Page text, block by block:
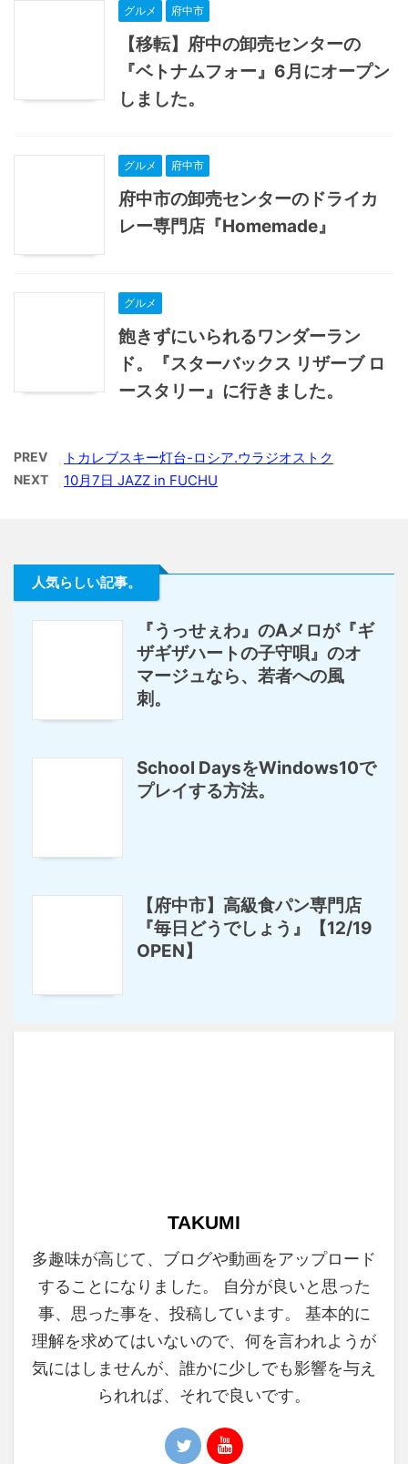
グルメ 府中市
【移転】府中の卸売センターの
『ベトナムフォー』6月にオープン
しました。
グルメ 府中市
府中市の卸売センターのドライカ
レー専門店『Homemade』
グルメ
飽きずにいられるワンダーラン
ド。『スターバックス リザーブ ロ
ースタリー』に行きました。
PREV トカレブスキー灯台-ロシア.ウラジオストク
NEXT 10月7日 JAZZ in FUCHU
人気らしい記事。
『うっせぇわ』のAメロが『ギ
ザギザハートの子守唄』のオ
マージュなら、若者への風
刺。
School DaysをWindows10で
プレイする方法。
【府中市】高級食パン専門店
『毎日どうでしょう』【12/19
OPEN】
TAKUMI
多趣味が高じて、ブログや動画をアップロード
することになりました。 自分が良いと思った
事、思った事を、投稿しています。 基本的に
理解を求めてはいないので、何を言われようが
気にはしませんが、誰かに少しでも影響を与え
られれば、それで良いです。